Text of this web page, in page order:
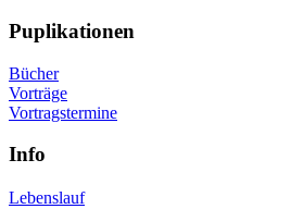
Puplikationen
Bücher
Vorträge
Vortragstermine
Info
Lebenslauf